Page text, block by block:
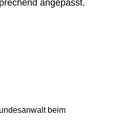
angepasst.
beim